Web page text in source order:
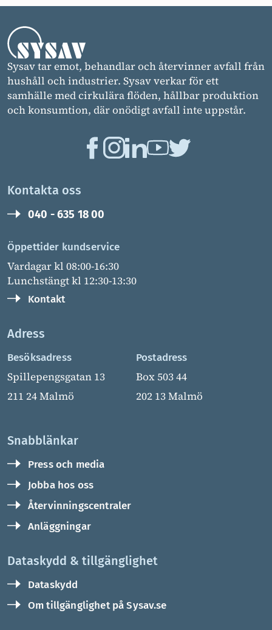
Sysav tar emot, behandlar och återvinner avfall från
hushåll och industrier. Sysav verkar för ett
samhälle med cirkulära flöden, hållbar produktion
och konsumtion, där onödigt avfall inte uppstår.
Kontakta oss
040 - 635 18 00
Öppettider kundservice
Vardagar kl 08:00-16:30
Lunchstängt kl 12:30-13:30
Kontakt
Adress
Besöksadress
Spillepengsgatan 13
211 24 Malmö
Postadress
Box 503 44
202 13 Malmö
Snabblänkar
Press och media
Jobba hos oss
Återvinningscentraler
Anläggningar
Dataskydd & tillgänglighet
Dataskydd
Om tillgänglighet på Sysav.se